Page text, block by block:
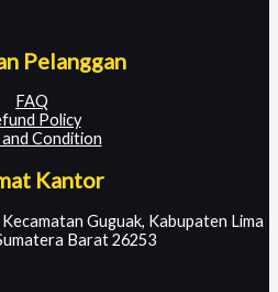
Pelanggan
FAQ
Policy
and Condition
Kantor
Guguak, Kabupaten Lima
Barat 26253